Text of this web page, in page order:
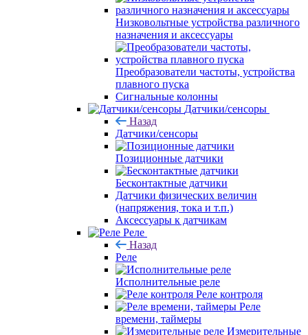
Низковольтные устройства различного
назначения и аксессуары
Преобразователи частоты, устройства
плавного пуска
Сигнальные колонны
Датчики/сенсоры
Назад
Датчики/сенсоры
Позиционные датчики
Бесконтактные датчики
Датчики физических величин
(напряжения, тока и т.п.)
Аксессуары к датчикам
Реле
Назад
Реле
Исполнительные реле
Реле контроля
Реле
времени, таймеры
Измерительные